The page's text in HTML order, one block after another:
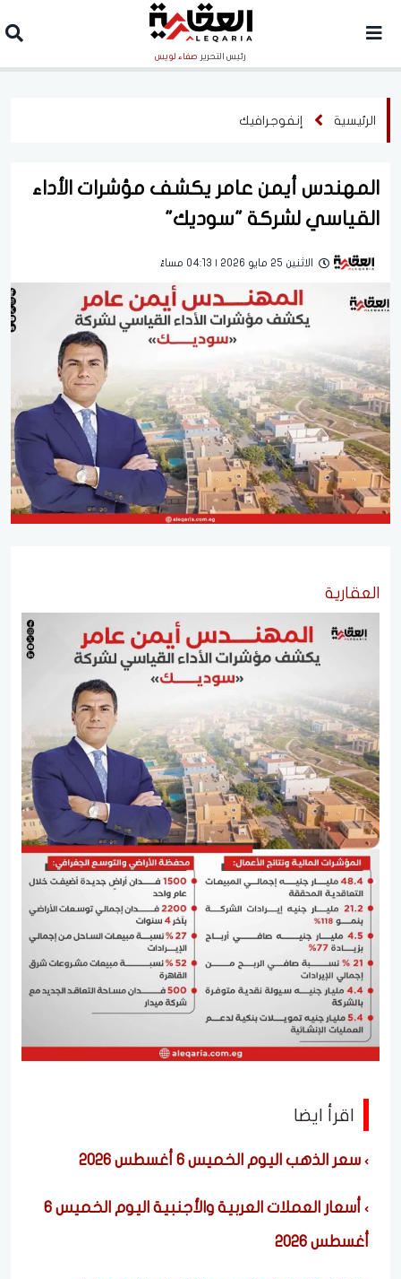
رئيس التحرير صفاء لويس
الرئيسية إنفوجرافيك
المهندس أيمن عامر يكشف مؤشرات الأداء
القياسي لشركة "سوديك"
الاثنين 25 مايو 2026 | 04:13 مساءً
العقارية
اقرأ ايضا
سعر الذهب اليوم الخميس 6 أغسطس 2026
أسعار العملات العربية والأجنبية اليوم الخميس 6
أغسطس 2026